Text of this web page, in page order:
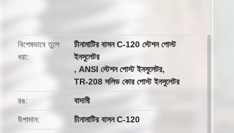
বিশেষভাবে তুলে
ধরা
চীনামাটির বাসন C-120 স্টেশন পোস্ট
ইনসুলেটর
,ANSI স্টেশন পোস্ট ইনসুলেটর,
TR-208 সলিড কোর পোস্ট ইনসুলেটর
রঙ
বাদামী
উপাদান
চীনামাটির বাসন C-120